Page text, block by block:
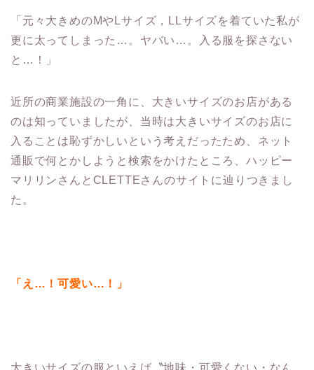
「元々大きめのMやLサイズ，LLサイズを着ていた私が
更に太ってしまった…。ヤバい…。入る服を探さない
と…！」
近所の商業施設の一角に、大きいサイズのお店がある
のは知っていましたが、当時は大きいサイズのお店に
入ることは恥ずかしいという考えだったため、ネット
通販で何とかしようと検索をかけたところ、ハッピー
マリリンさんとCLETTEさんのサイトに辿りつきまし
た。
「え…！可愛い…！」
大きいサイズの服といえば〝地味・可愛くない・なん